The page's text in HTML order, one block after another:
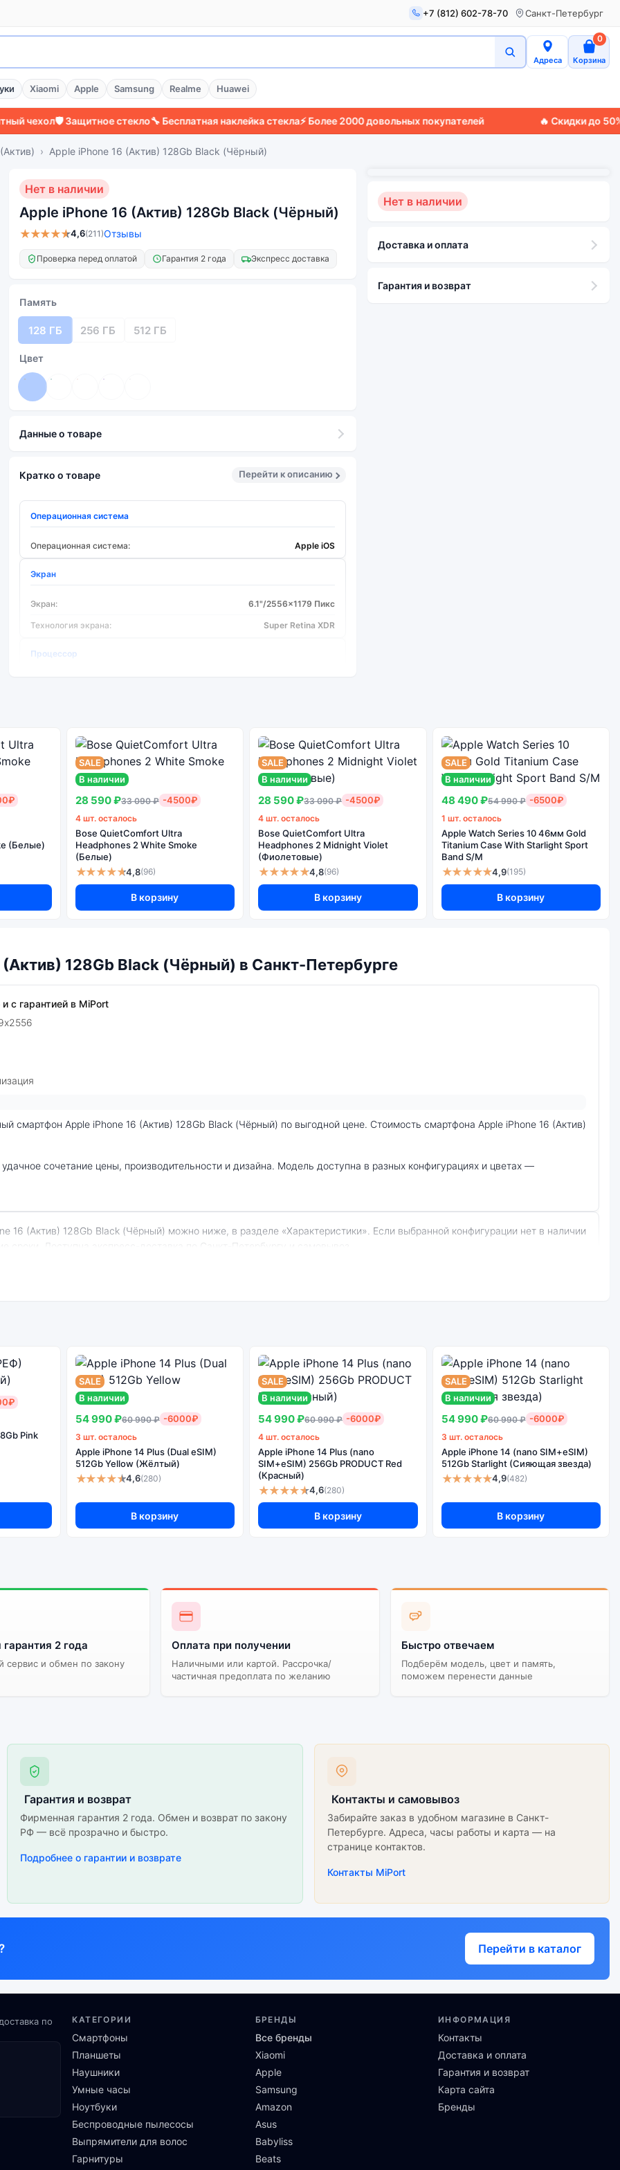
+7 (812) 602-78-70 Санкт-Петербург
Адреса Корзина
0
Xiaomi Apple Samsung Realme Huawei
🛡️ Защитное стекло🔧 Бесплатная наклейка стекла⚡ Более 2000 довольных покупателей 🔥 Скидки до 50%🚚
Apple iPhone 16 (Актив) 128Gb Black (Чёрный)
Нет в наличии
Apple iPhone 16 (Актив) 128Gb Black (Чёрный)
★★★★★4,6(211)Отзывы
Проверка перед оплатой Гарантия 2 года Экспресс доставка
Память
128 ГБ 256 ГБ 512 ГБ
Цвет
Данные о товаре
Кратко о товаре Перейти к описанию
Операционная система
Операционная система: Apple iOS
Экран
Экран: 6.1"/2556x1179 Пикс
Технология экрана: Super Retina XDR
Процессор
Количество основных камер: 2 шт.
Основная камера МПикс: 48/12
да
Цифровой зум (x): 10
Оптическая стабилизация: да
Нет в наличии
Доставка и оплата
Гарантия и возврат
(Белые)
SALE
В наличии
28 590 ₽33 090 ₽ -4500₽
4 шт. осталось
Bose QuietComfort Ultra
Headphones 2 White Smoke
(Белые)
★★★★★4,8(96)
В корзину
SALE
В наличии
28 590 ₽33 090 ₽ -4500₽
4 шт. осталось
Bose QuietComfort Ultra
Headphones 2 Midnight Violet
(Фиолетовые)
★★★★★4,8(96)
В корзину
SALE
В наличии
48 490 ₽54 990 ₽ -6500₽
1 шт. осталось
Apple Watch Series 10 46мм Gold
Titanium Case With Starlight Sport
Band S/M
★★★★★4,9(195)
В корзину
128Gb Black (Чёрный) в Санкт-Петербурге
с гарантией в MiPort
сроки. Доступна экспресс-доставка по Санкт-Петербургу и самовывоз.
оболочка
цветов и моделей
сборки
iPhone 16 (Актив)
128Gb Black
(Чёрный)
версия может стоить дешевле, но корректная работа сервисов не гарантируется.
Pink
SALE
В наличии
54 990 ₽60 990 ₽ -6000₽
3 шт. осталось
Apple iPhone 14 Plus (Dual eSIM)
512Gb Yellow (Жёлтый)
★★★★★4,6(280)
В корзину
SALE
В наличии
54 990 ₽60 990 ₽ -6000₽
4 шт. осталось
Apple iPhone 14 Plus (nano
SIM+eSIM) 256Gb PRODUCT Red
(Красный)
★★★★★4,6(280)
В корзину
SALE
В наличии
54 990 ₽60 990 ₽ -6000₽
3 шт. осталось
Apple iPhone 14 (nano SIM+eSIM)
512Gb Starlight (Сияющая звезда)
★★★★★4,9(482)
В корзину
2 года
сервис и обмен по закону
Оплата при получении
Наличными или картой. Рассрочка/
частичная предоплата по желанию
Быстро отвечаем
Подберём модель, цвет и память,
поможем перенести данные
Гарантия и возврат
Фирменная гарантия 2 года. Обмен и возврат по закону
РФ — всё прозрачно и быстро.
Подробнее о гарантии и возврате
Контакты и самовывоз
Забирайте заказ в удобном магазине в Санкт-
Петербурге. Адреса, часы работы и карта — на
странице контактов.
Контакты MiPort
Перейти в каталог
по
КАТЕГОРИИ
Смартфоны
Планшеты
Наушники
Умные часы
Ноутбуки
Беспроводные пылесосы
Выпрямители для волос
Гарнитуры
БРЕНДЫ
Все бренды
Xiaomi
Apple
Samsung
Amazon
Asus
Babyliss
Beats
ИНФОРМАЦИЯ
Контакты
Доставка и оплата
Гарантия и возврат
Карта сайта
Бренды